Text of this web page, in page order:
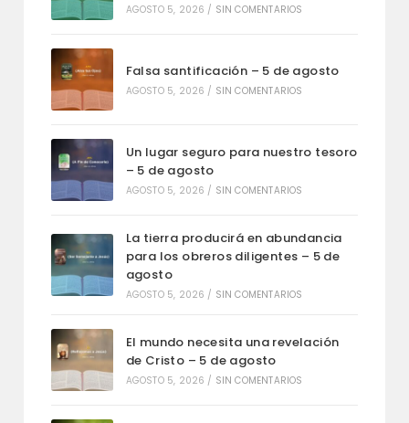
AGOSTO 5, 2026 / SIN COMENTARIOS
Falsa santificación – 5 de agosto
AGOSTO 5, 2026 / SIN COMENTARIOS
Un lugar seguro para nuestro tesoro
– 5 de agosto
AGOSTO 5, 2026 / SIN COMENTARIOS
La tierra producirá en abundancia
para los obreros diligentes – 5 de
agosto
AGOSTO 5, 2026 / SIN COMENTARIOS
El mundo necesita una revelación
de Cristo – 5 de agosto
AGOSTO 5, 2026 / SIN COMENTARIOS